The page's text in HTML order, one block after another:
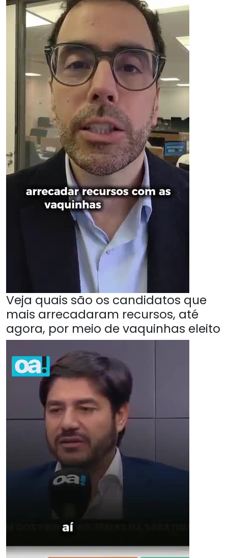
Veja quais são os candidatos que
mais arrecadaram recursos, até
agora, por meio de vaquinhas eleito